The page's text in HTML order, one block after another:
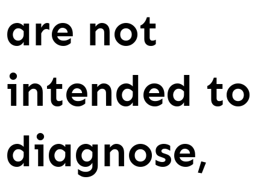
are not
intended to
diagnose,